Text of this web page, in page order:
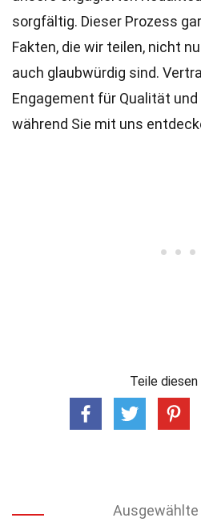
sorgfältig. Dieser Prozess
Fakten, die wir teilen, nicht
auch glaubwürdig sind.
Engagement für Qualität
während Sie mit uns
Teile diesen
Ausgewählte